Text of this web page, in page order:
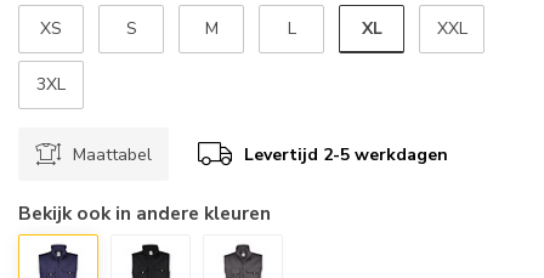
XS S M L XL XXL
3XL
Maattabel Levertijd 2-5 werkdagen
Bekijk ook in andere kleuren